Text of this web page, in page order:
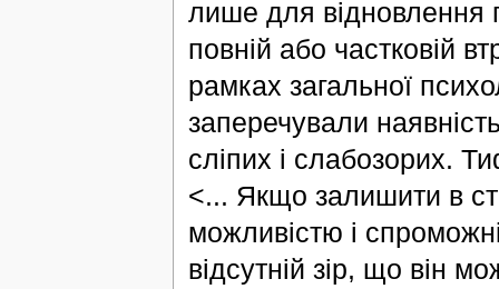
лише для відновлення
повній або частковій
рамках загальної
заперечували
сліпих і слабозорих.
<... Якщо залишити в
можливістю і
відсутній зір, що він